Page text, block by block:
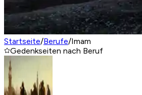
Startseite/Berufe/Imam
Gedenkseiten nach Beruf